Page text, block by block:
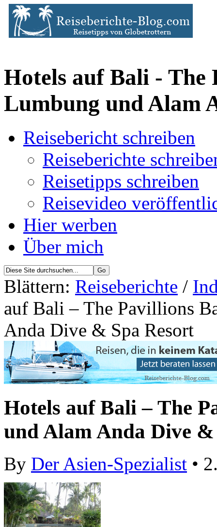
Hotels auf Bali -
Lumbung und Alam
Reisebericht schreiben
Reiseberichte
Reisetipps schreiben
Reisevideo
Hier werben
Über mich
Blättern: Reiseberichte /
auf Bali – The Pavillions
Anda Dive & Spa Resort
Hotels auf Bali – The
und Alam Anda Dive &
By Der Asien-Spezialist •